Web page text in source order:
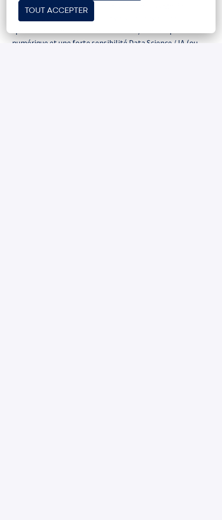
TOUT ACCEPTER
Niveau de formation :
contrat d’apprentissage Bac + 5
cursus ingénieur ou Master universitaire avec une
numérique et une forte sensibilité Data Science / IA (ou